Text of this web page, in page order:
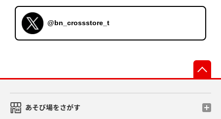
@bn_crossstore_t
あそび場をさがす